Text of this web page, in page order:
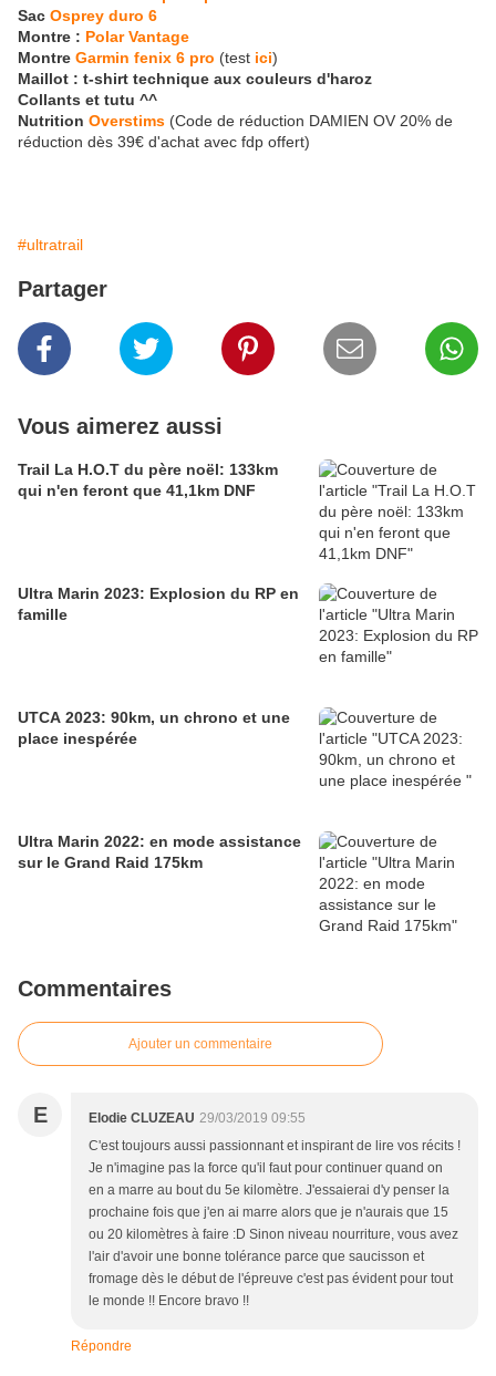
Sac Osprey duro 6
Montre : Polar Vantage
Montre Garmin fenix 6 pro (test ici)
Maillot : t-shirt technique aux couleurs d'haroz
Collants et tutu ^^
Nutrition Overstims (Code de réduction DAMIEN OV 20% de
réduction dès 39€ d'achat avec fdp offert)
#ultratrail
Partager
Vous aimerez aussi
Trail La H.O.T du père noël: 133km
qui n'en feront que 41,1km DNF
Ultra Marin 2023: Explosion du RP en
famille
UTCA 2023: 90km, un chrono et une
place inespérée
Ultra Marin 2022: en mode assistance
sur le Grand Raid 175km
Commentaires
Ajouter un commentaire
E Elodie CLUZEAU 29/03/2019 09:55
C'est toujours aussi passionnant et inspirant de lire vos récits !
Je n'imagine pas la force qu'il faut pour continuer quand on
en a marre au bout du 5e kilomètre. J'essaierai d'y penser la
prochaine fois que j'en ai marre alors que je n'aurais que 15
ou 20 kilomètres à faire :D Sinon niveau nourriture, vous avez
l'air d'avoir une bonne tolérance parce que saucisson et
fromage dès le début de l'épreuve c'est pas évident pour tout
le monde !! Encore bravo !!
Répondre